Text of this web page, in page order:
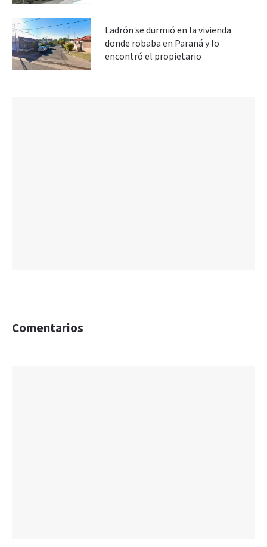
Ladrón se durmió en la vivienda
donde robaba en Paraná y lo
encontró el propietario
Comentarios